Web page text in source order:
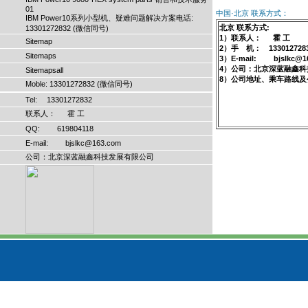
01
IBM Power10系列小型机、疑难问题解决方案电话:
13301272832 (微信同号)
Sitemap
Sitemaps
Sitemapsall
Moble: 13301272832 (微信同号)
Tel: 13301272832
联系人： 霍 工
QQ: 619804118
E-mail: bjslkc@163.com
公司：北京深蓝融鑫科技发展有限公司
中国·北京 联系方式：
北京 联系方式:
1）联系人： 霍 工
2）手 机：
3）E-mail:
4）公司：北京深蓝融鑫
8）公司地址、乘车路线